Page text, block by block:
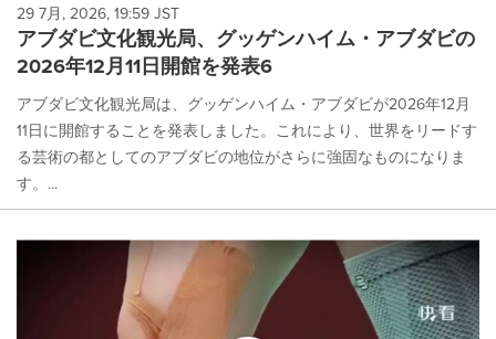
29 7月, 2026, 19:59 JST
アブダビ文化観光局、グッゲンハイム・アブダビの
2026年12月11日開館を発表6
アブダビ文化観光局は、グッゲンハイム・アブダビが2026年12月
11日に開館することを発表しました。これにより、世界をリードす
る芸術の都としてのアブダビの地位がさらに強固なものになりま
す。...